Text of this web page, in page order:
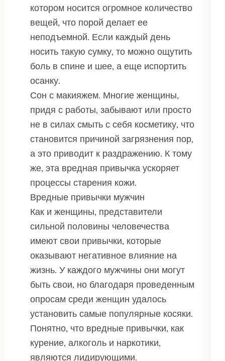
котором носится огромное количество
вещей, что порой делает ее
неподъемной. Если каждый день
носить такую сумку, то можно ощутить
боль в спине и шее, а еще испортить
осанку.
Сон с макияжем. Многие женщины,
придя с работы, забывают или просто
не в силах смыть с себя косметику, что
становится причиной загрязнения пор,
а это приводит к раздражению. К тому
же, эта вредная привычка ускоряет
процессы старения кожи.
Вредные привычки мужчин
Как и женщины, представители
сильной половины человечества
имеют свои привычки, которые
оказывают негативное влияние на
жизнь. У каждого мужчины они могут
быть свои, но благодаря проведенным
опросам среди женщин удалось
установить самые популярные косяки.
Понятно, что вредные привычки, как
курение, алкоголь и наркотики,
являются лидирующими.